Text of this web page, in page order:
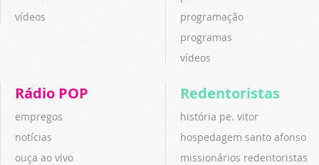
vídeos
programação
programas
vídeos
Rádio POP
empregos
notícias
ouça ao vivo
Redentoristas
história pe. vitor
hospedagem santo afonso
missionários redentoristas